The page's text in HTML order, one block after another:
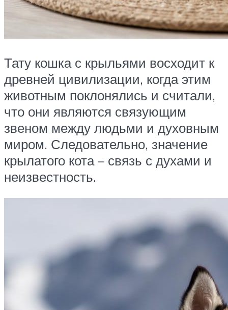
Тату кошка с крыльями восходит к
древней цивилизации, когда этим
животным поклонялись и считали,
что они являются связующим
звеном между людьми и духовным
миром. Следовательно, значение
крылатого кота – связь с духами и
неизвестность.